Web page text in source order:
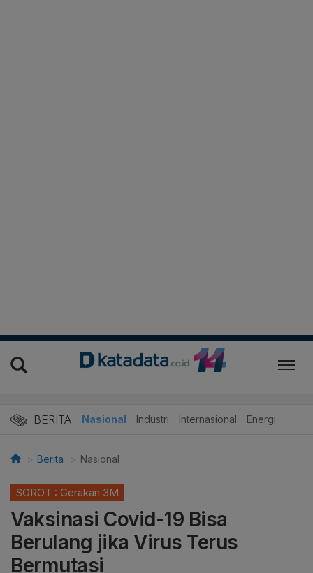
BERITA Nasional Industri Internasional Energi
Berita Nasional
SOROT : Gerakan 3M
Vaksinasi Covid-19 Bisa
Berulang jika Virus Terus
Bermutasi